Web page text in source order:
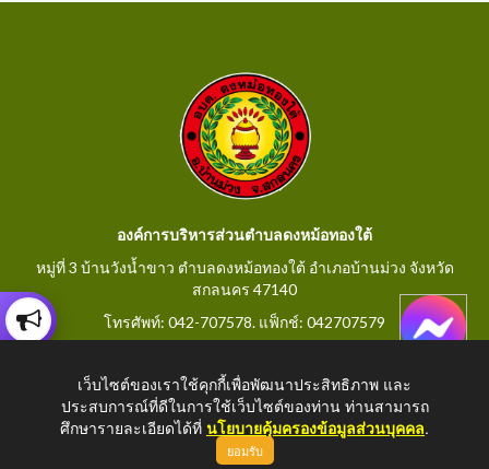
องค์การบริหารส่วนตำบลดงหม้อทองใต้
หมู่ที่ 3 บ้านวังน้ำขาว ตำบลดงหม้อทองใต้ อำเภอบ้านม่วง จังหวัด
สกลนคร 47140
โทรศัพท์: 042-707578. แฟ็กช์: 042707579
Copyright © 2026 All Right Resive
เว็บไซต์ของเราใช้คุกกี้เพื่อพัฒนาประสิทธิภาพ และ
ประสบการณ์ที่ดีในการใช้เว็บไซต์ของท่าน ท่านสามารถ
ศึกษารายละเอียดได้ที่ นโยบายคุ้มครองข้อมูลส่วนบุคคล.
ยอมรับ